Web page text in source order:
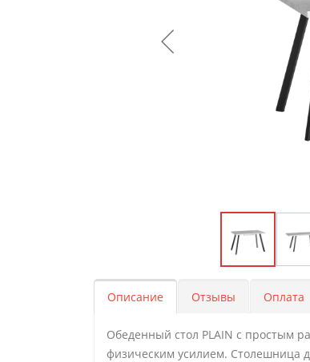
Описание Отзывы Оплата
Обеденный стол PLAIN с простым
физическим усилием. Столешница